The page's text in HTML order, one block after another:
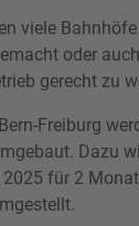
viele
oder
gerecht zu
Freiburg
Dazu
für 2